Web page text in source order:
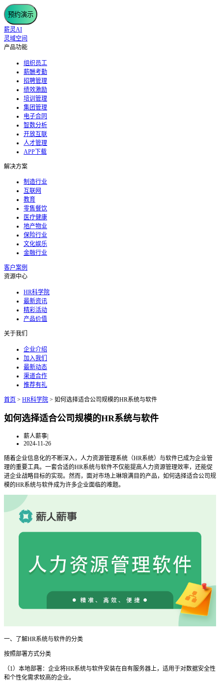
预约演示
薪灵AI
灵域空间
产品功能
组织员工
薪酬考勤
招聘管理
绩效激励
培训管理
集团管理
电子合同
智数分析
开放互联
人才管理
APP下载
解决方案
制造行业
互联网
教育
零售餐饮
医疗健康
地产物业
保险行业
文化娱乐
金融行业
客户案例
资源中心
HR科学院
最新资讯
精彩活动
产品价值
关于我们
企业介绍
加入我们
最新动态
渠道合作
推荐有礼
首页 > HR科学院 > 如何选择适合公司规模的HR系统与软件
如何选择适合公司规模的HR系统与软件
薪人薪事|
2024-11-26
随着企业信息化的不断深入，人力资源管理系统（HR系统）与软件已成为企业管
理的重要工具。一套合适的HR系统与软件不仅能提高人力资源管理效率，还能促
进企业战略目标的实现。然而，面对市场上琳琅满目的产品，如何选择适合公司规
模的HR系统与软件成为许多企业面临的难题。
一、了解HR系统与软件的分类
按照部署方式分类
（1）本地部署：企业将HR系统与软件安装在自有服务器上，适用于对数据安全性
和个性化需求较高的企业。